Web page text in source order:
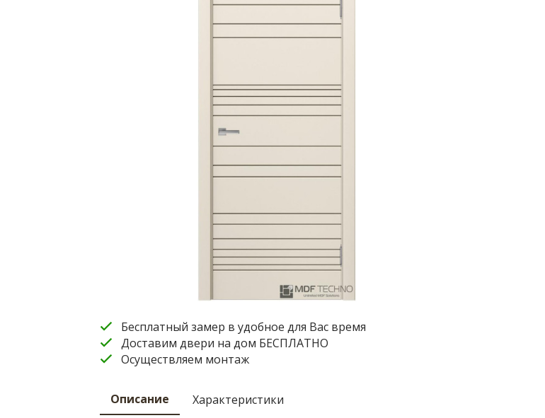
Бесплатный замер в удобное для Вас время
Доставим двери на дом БЕСПЛАТНО
Осуществляем монтаж
Описание Характеристики